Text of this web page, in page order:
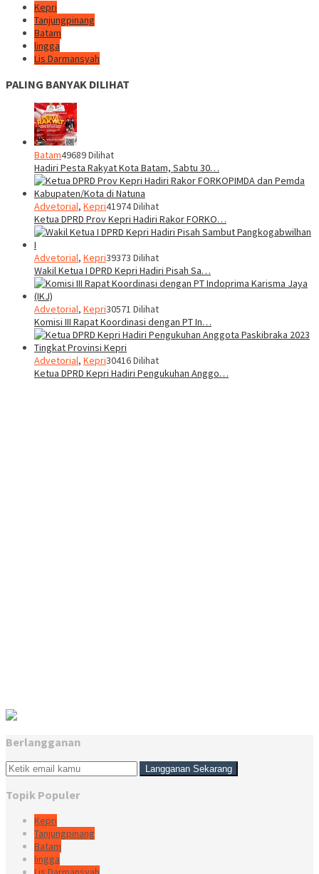
Kepri
Tanjungpinang
Batam
lingga
Lis Darmansyah
PALING BANYAK DILIHAT
Batam49689 Dilihat
Hadiri Pesta Rakyat Kota Batam, Sabtu 30…
Advetorial, Kepri41974 Dilihat
Ketua DPRD Prov Kepri Hadiri Rakor FORKO…
Advetorial, Kepri39373 Dilihat
Wakil Ketua I DPRD Kepri Hadiri Pisah Sa…
Advetorial, Kepri30571 Dilihat
Komisi III Rapat Koordinasi dengan PT In…
Advetorial, Kepri30416 Dilihat
Ketua DPRD Kepri Hadiri Pengukuhan Anggo…
Berlangganan
Topik Populer
Kepri
Tanjungpinang
Batam
lingga